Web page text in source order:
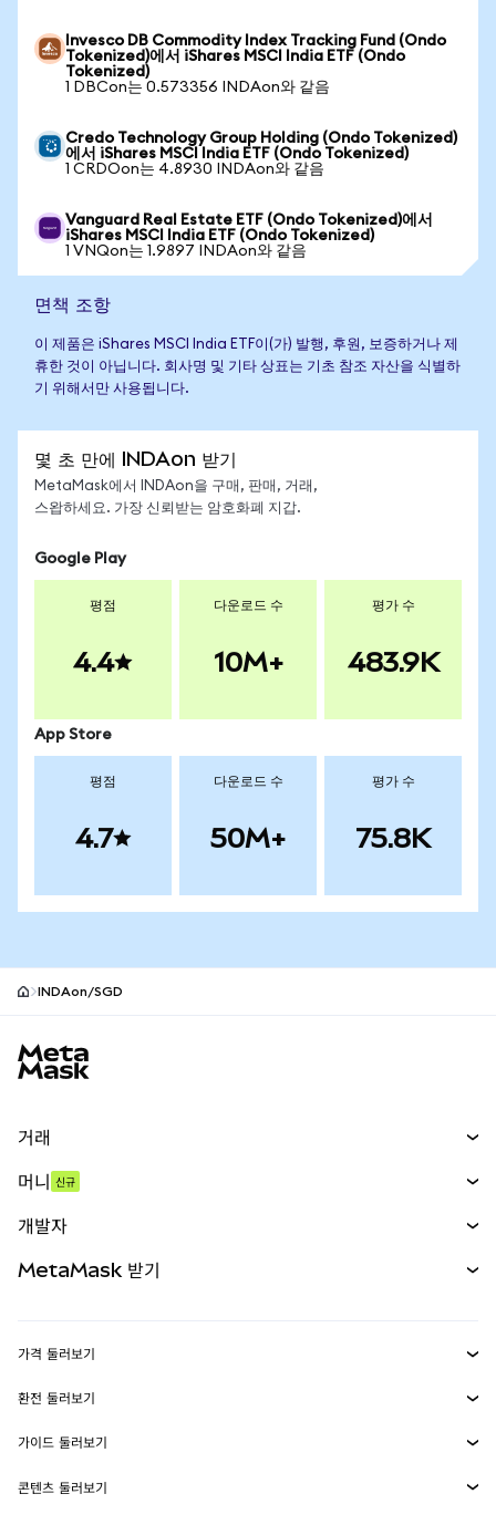
Invesco DB Commodity Index Tracking Fund (Ondo
Tokenized)에서 iShares MSCI India ETF (Ondo
Tokenized)
1 DBCon는 0.573356 INDAon와 같음
Credo Technology Group Holding (Ondo Tokenized)
에서 iShares MSCI India ETF (Ondo Tokenized)
1 CRDOon는 4.8930 INDAon와 같음
Vanguard Real Estate ETF (Ondo Tokenized)에서
iShares MSCI India ETF (Ondo Tokenized)
1 VNQon는 1.9897 INDAon와 같음
면책 조항
이 제품은 iShares MSCI India ETF이(가) 발행, 후원, 보증하거나 제
휴한 것이 아닙니다. 회사명 및 기타 상표는 기초 참조 자산을 식별하
기 위해서만 사용됩니다.
몇 초 만에 INDAon 받기
MetaMask에서 INDAon을 구매, 판매, 거래,
스왑하세요. 가장 신뢰받는 암호화폐 지갑.
Google Play
평점
4.4
다운로드 수
10M+
평가 수
483.9K
App Store
평점
4.7
다운로드 수
50M+
평가 수
75.8K
INDAon/SGD
거래
무기한 선물
실물자산
머니 신규
개발자
MetaMask Connect
Snaps
웹3 서비스
MetaMask 받기
보안
고객 지원
가격 둘러보기
이더리움 가격
솔라나 가격
환전 둘러보기
ETH를 USD로 환전
USDT를 INR로 환전
가이드 둘러보기
ETH 매수
콘텐츠 둘러보기